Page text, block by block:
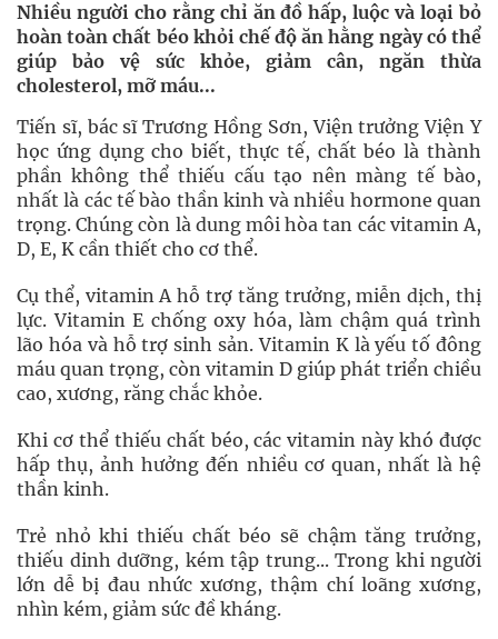
Nhiều người cho rằng chỉ ăn đồ hấp, luộc và loại bỏ
hoàn toàn chất béo khỏi chế độ ăn hằng ngày có thể
giúp bảo vệ sức khỏe, giảm cân, ngăn thừa
cholesterol, mỡ máu...
Tiến sĩ, bác sĩ Trương Hồng Sơn, Viện trưởng Viện Y
học ứng dụng cho biết, thực tế, chất béo là thành
phần không thể thiếu cấu tạo nên màng tế bào,
nhất là các tế bào thần kinh và nhiều hormone quan
trọng. Chúng còn là dung môi hòa tan các vitamin A,
D, E, K cần thiết cho cơ thể.
Cụ thể, vitamin A hỗ trợ tăng trưởng, miễn dịch, thị
lực. Vitamin E chống oxy hóa, làm chậm quá trình
lão hóa và hỗ trợ sinh sản. Vitamin K là yếu tố đông
máu quan trọng, còn vitamin D giúp phát triển chiều
cao, xương, răng chắc khỏe.
Khi cơ thể thiếu chất béo, các vitamin này khó được
hấp thụ, ảnh hưởng đến nhiều cơ quan, nhất là hệ
thần kinh.
Trẻ nhỏ khi thiếu chất béo sẽ chậm tăng trưởng,
thiếu dinh dưỡng, kém tập trung... Trong khi người
lớn dễ bị đau nhức xương, thậm chí loãng xương,
nhìn kém, giảm sức đề kháng.